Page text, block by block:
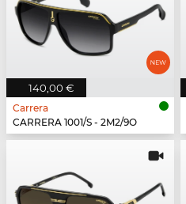
140,00 €
Carrera
CARRERA 1001/S - 2M2/9O